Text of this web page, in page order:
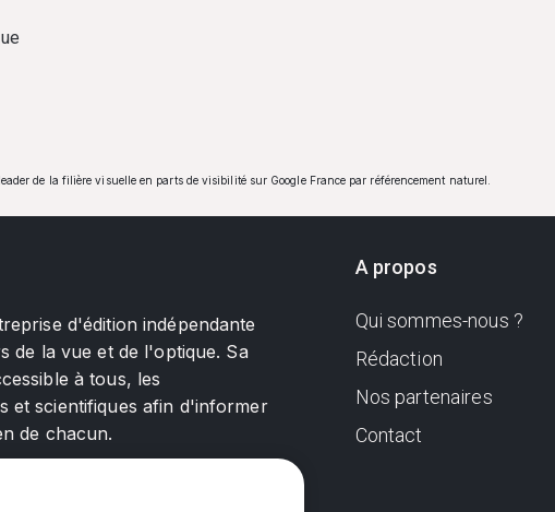
de la filière visuelle en parts de visibilité sur Google France par référencement naturel.
d'édition indépendante
de la vue et de l'optique. Sa
à tous, les
et scientifiques afin d'informer
de chacun.
A propos
Qui sommes-nous ?
Rédaction
Nos partenaires
Contact